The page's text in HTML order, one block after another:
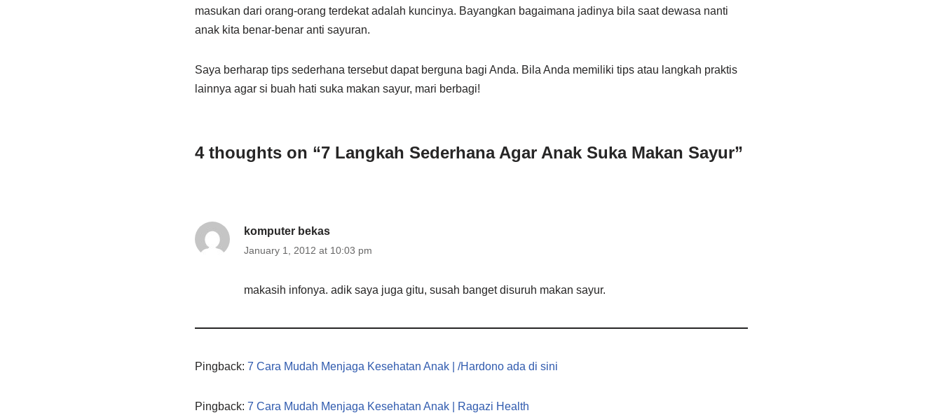
masukan dari orang-orang terdekat adalah kuncinya. Bayangkan bagaimana jadinya bila saat dewasa nanti
anak kita benar-benar anti sayuran.
Saya berharap tips sederhana tersebut dapat berguna bagi Anda. Bila Anda memiliki tips atau langkah praktis
lainnya agar si buah hati suka makan sayur, mari berbagi!
4 thoughts on “7 Langkah Sederhana Agar Anak Suka Makan Sayur”
komputer bekas
January 1, 2012 at 10:03 pm
makasih infonya. adik saya juga gitu, susah banget disuruh makan sayur.
Pingback: 7 Cara Mudah Menjaga Kesehatan Anak | /Hardono ada di sini
Pingback: 7 Cara Mudah Menjaga Kesehatan Anak | Ragazi Health